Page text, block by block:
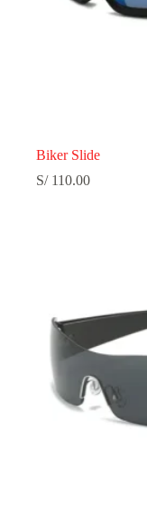
Biker Slide
S/110.00